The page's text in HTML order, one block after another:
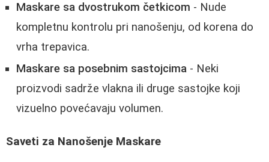
Maskare sa dvostrukom četkicom - Nude
kompletnu kontrolu pri nanošenju, od korena do
vrha trepavica.
Maskare sa posebnim sastojcima - Neki
proizvodi sadrže vlakna ili druge sastojke koji
vizuelno povećavaju volumen.
Saveti za Nanošenje Maskare